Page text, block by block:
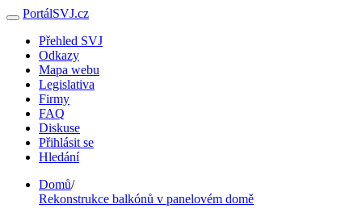
PortálSVJ.cz
Přehled SVJ
Odkazy
Mapa webu
Legislativa
Firmy
FAQ
Diskuse
Přihlásit se
Hledání
Domů/
Rekonstrukce balkónů v panelovém domě